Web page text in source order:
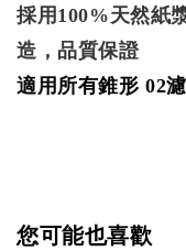
採用100%天然紙
造，品質保證
適用所有錐形 02
您可能也喜歡